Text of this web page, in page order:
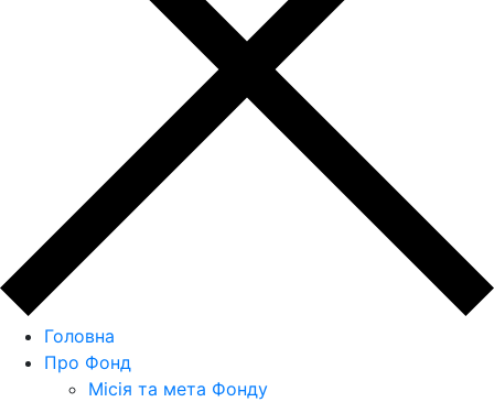
Головна
Про Фонд
Місія та мета Фонду